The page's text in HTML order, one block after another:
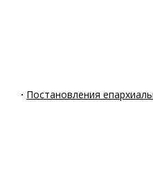
· Постановления